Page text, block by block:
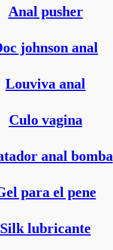
Anal pusher
johnson anal
Louviva anal
Culo vagina
anal bomba
para el pene
Silk lubricante